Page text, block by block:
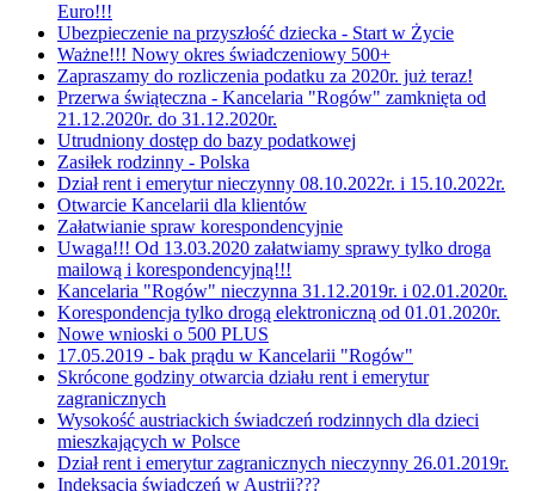
Euro!!!
Ubezpieczenie na przyszłość dziecka - Start w Życie
Ważne!!! Nowy okres świadczeniowy 500+
Zapraszamy do rozliczenia podatku za 2020r. już teraz!
Przerwa świąteczna - Kancelaria "Rogów" zamknięta od
21.12.2020r. do 31.12.2020r.
Utrudniony dostęp do bazy podatkowej
Zasiłek rodzinny - Polska
Dział rent i emerytur nieczynny 08.10.2022r. i 15.10.2022r.
Otwarcie Kancelarii dla klientów
Załatwianie spraw korespondencyjnie
Uwaga!!! Od 13.03.2020 załatwiamy sprawy tylko droga
mailową i korespondencyjną!!!
Kancelaria "Rogów" nieczynna 31.12.2019r. i 02.01.2020r.
Korespondencja tylko drogą elektroniczną od 01.01.2020r.
Nowe wnioski o 500 PLUS
17.05.2019 - bak prądu w Kancelarii "Rogów"
Skrócone godziny otwarcia działu rent i emerytur
zagranicznych
Wysokość austriackich świadczeń rodzinnych dla dzieci
mieszkających w Polsce
Dział rent i emerytur zagranicznych nieczynny 26.01.2019r.
Indeksacja świadczeń w Austrii???